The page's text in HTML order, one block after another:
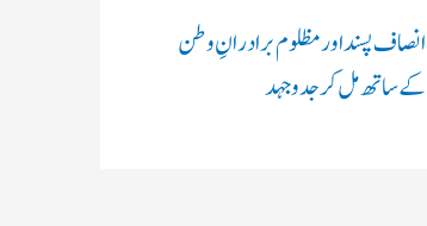
انصاف پسند اور مظلوم برادرانِ وطن
کے ساتھ مل کر جدوجہد